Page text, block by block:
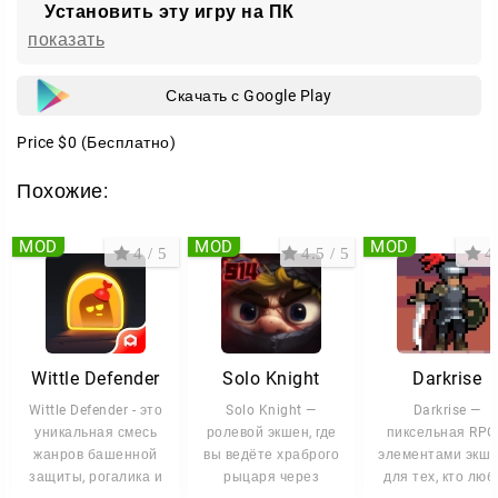
Установить эту игру на ПК
показать
Скачать с Google Play
Price $0 (Бесплатно)
Похожие:
Wittle Defender
Wittle Defender - это
уникальная смесь
жанров башенной
защиты, рогалика и
4 / 5
MOD
Solo Knight
Solo Knight —
ролевой экшен, где
вы ведёте храброго
рыцаря через
4.5 / 5
MOD
Darkrise
Darkrise —
пиксельная
элементами
для тех, кто
4
MOD